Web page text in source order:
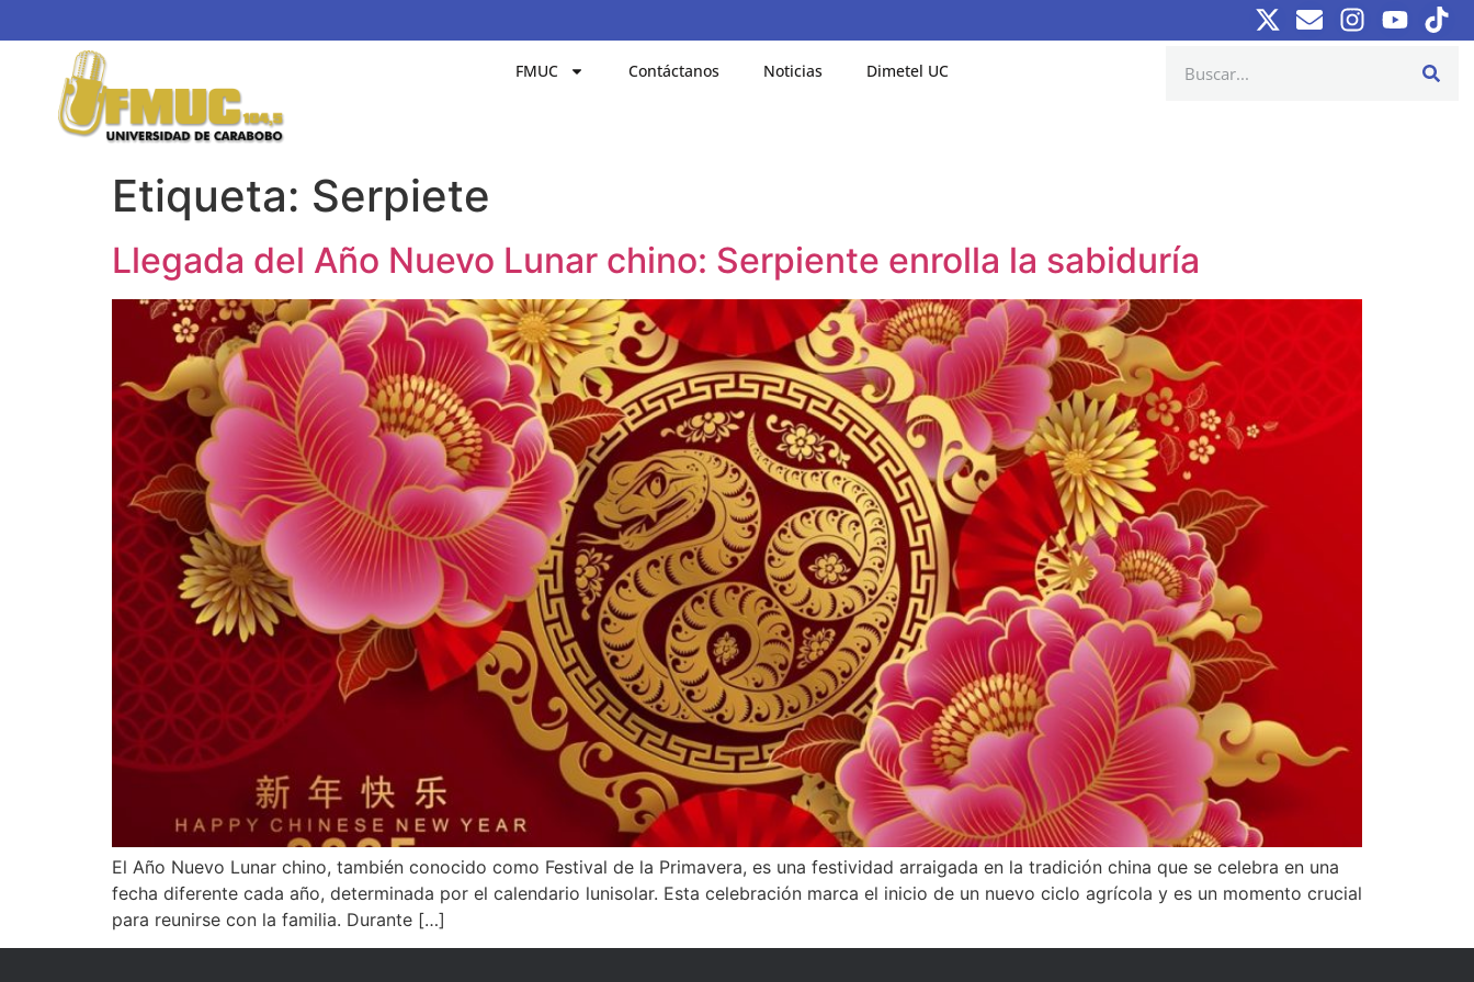
FMUC Contáctanos Noticias Dimetel UC
Etiqueta: Serpiete
Llegada del Año Nuevo Lunar chino: Serpiente enrolla la sabiduría
El Año Nuevo Lunar chino, también conocido como Festival de la Primavera, es una festividad arraigada en la tradición china que se celebra en una
fecha diferente cada año, determinada por el calendario lunisolar. Esta celebración marca el inicio de un nuevo ciclo agrícola y es un momento crucial
para reunirse con la familia. Durante […]